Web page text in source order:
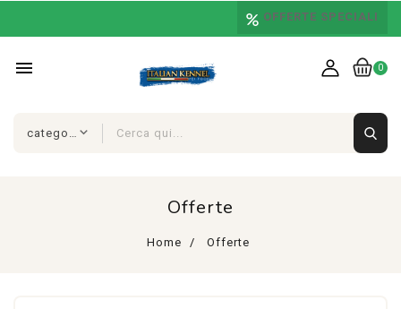
OFFERTE SPECIALI
menu 0
Offerte
Home Offerte